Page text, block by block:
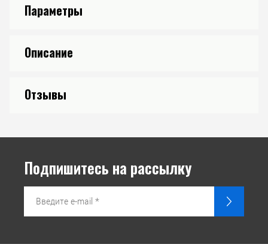
Параметры
Описание
Отзывы
Подпишитесь на рассылку